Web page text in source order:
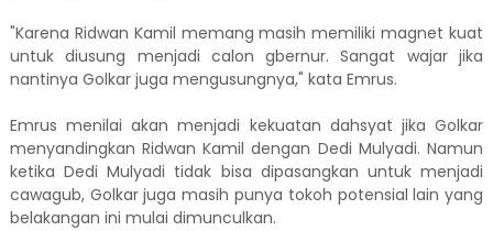
"Karena Ridwan Kamil memang masih memiliki magnet kuat
untuk diusung menjadi calon gbernur. Sangat wajar jika
nantinya Golkar juga mengusungnya," kata Emrus.
Emrus menilai akan menjadi kekuatan dahsyat jika Golkar
menyandingkan Ridwan Kamil dengan Dedi Mulyadi. Namun
ketika Dedi Mulyadi tidak bisa dipasangkan untuk menjadi
cawagub, Golkar juga masih punya tokoh potensial lain yang
belakangan ini mulai dimunculkan.